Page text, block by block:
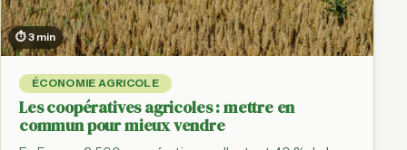
⏱ 3 min
ÉCONOMIE AGRICOLE
Les coopératives agricoles : mettre en
commun pour mieux vendre